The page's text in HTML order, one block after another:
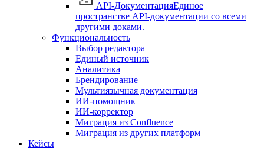
API-ДокументацияЕдиное
пространстве API-документации со всеми
другими доками.
Функциональность
Выбор редактора
Единый источник
Аналитика
Брендирование
Мультиязычная документация
ИИ-помощник
ИИ-корректор
Миграция из Confluence
Миграция из других платформ
Кейсы